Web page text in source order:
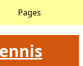
Pages